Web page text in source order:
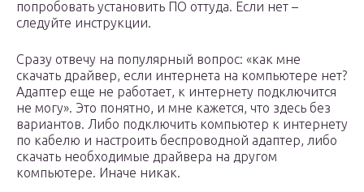
попробовать установить ПО оттуда. Если нет –
следуйте инструкции.
Сразу отвечу на популярный вопрос: «как мне
скачать драйвер, если интернета на компьютере нет?
Адаптер еще не работает, к интернету подключится
не могу». Это понятно, и мне кажется, что здесь без
вариантов. Либо подключить компьютер к интернету
по кабелю и настроить беспроводной адаптер, либо
скачать необходимые драйвера на другом
компьютере. Иначе никак.